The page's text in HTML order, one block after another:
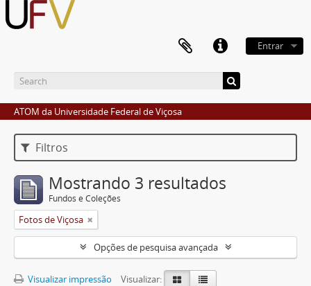
Entrar
ATOM da Universidade Federal de Viçosa
Filtros
Mostrando 3 resultados
Fundos e Coleções
Fotos de Viçosa
Opções de pesquisa avançada
Visualizar impressão
Visualizar: